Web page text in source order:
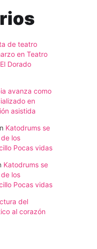
de teatro
en Teatro
Dorado
avanza como
en
asistida
Katodrums se
los
Pocas vidas
Katodrums se
los
Pocas vidas
del
al corazón